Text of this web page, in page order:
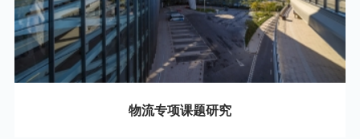
物流专项课题研究